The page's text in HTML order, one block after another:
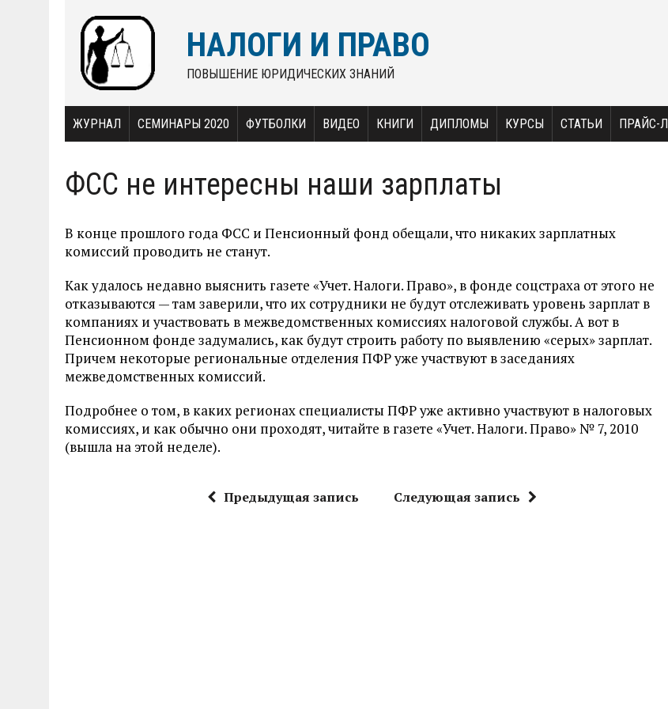
НАЛОГИ И ПРАВО
ПОВЫШЕНИЕ ЮРИДИЧЕСКИХ ЗНАНИЙ
ЖУРНАЛ СЕМИНАРЫ 2020 ФУТБОЛКИ ВИДЕО КНИГИ ДИПЛОМЫ КУРСЫ СТАТЬИ ПРАЙС-
ФСС не интересны наши зарплаты
В конце прошлого года ФСС и Пенсионный фонд обещали, что никаких зарплатных
комиссий проводить не станут.
Как удалось недавно выяснить газете «Учет. Налоги. Право», в фонде соцстраха от этого не
отказываются — там заверили, что их сотрудники не будут отслеживать уровень зарплат в
компаниях и участвовать в межведомственных комиссиях налоговой службы. А вот в
Пенсионном фонде задумались, как будут строить работу по выявлению «серых» зарплат.
Причем некоторые региональные отделения ПФР уже участвуют в заседаниях
межведомственных комиссий.
Подробнее о том, в каких регионах специалисты ПФР уже активно участвуют в налоговых
комиссиях, и как обычно они проходят, читайте в газете «Учет. Налоги. Право» № 7, 2010
(вышла на этой неделе).
Предыдущая запись Следующая запись